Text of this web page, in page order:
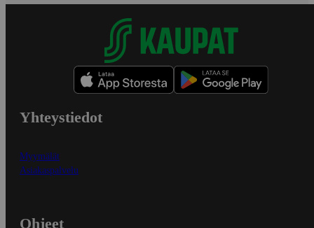
Yhteystiedot
Myymälät
Asiakaspalvelu
Ohjeet